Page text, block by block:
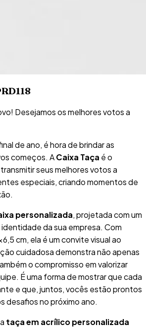
Desejamos os melhores votos a
de ano, é hora de brindar as
começos. ACaixa Taça é o
seus melhores votos a
especiais, criando momentos de
personalizada, projetada com um
da sua empresa. Com
cm, ela é um convite visual ao
cuidadosa demonstra não apenas
o compromisso em valorizar
É uma forma de mostrar que cada
e que, juntos, vocês estão prontos
desafios no próximo ano.
taça em acrílico personalizada